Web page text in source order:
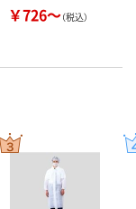
￥726～（税込）